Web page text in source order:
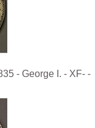
- George I. - XF- -